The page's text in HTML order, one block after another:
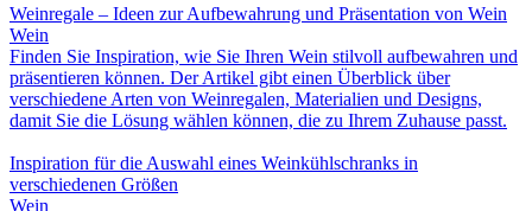
Weinregale – Ideen zur Aufbewahrung und Präsentation von Wein
Wein
Finden Sie Inspiration, wie Sie Ihren Wein stilvoll aufbewahren und
präsentieren können. Der Artikel gibt einen Überblick über
verschiedene Arten von Weinregalen, Materialien und Designs,
damit Sie die Lösung wählen können, die zu Ihrem Zuhause passt.
Inspiration für die Auswahl eines Weinkühlschranks in
verschiedenen Größen
Wein